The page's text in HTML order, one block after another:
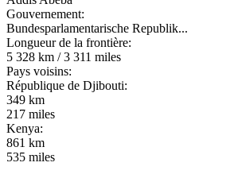
Gouvernement:
Bundesparlamentarische Republik...
Longueur de la frontière:
5 328 km / 3 311 miles
Pays voisins:
République de Djibouti:
349 km
217 miles
Kenya:
861 km
535 miles